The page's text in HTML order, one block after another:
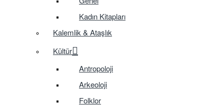
Kadın Kitapları
Kalemlik & Ataşlık
Kültür
Antropoloji
Arkeoloji
Folklor